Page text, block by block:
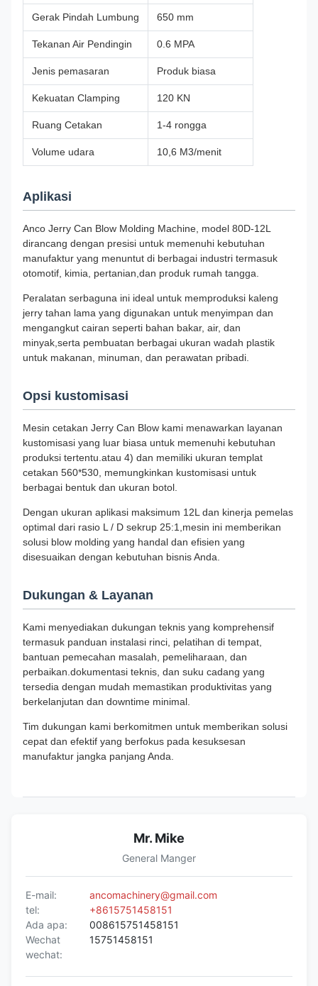
Gerak Pindah Lumbung 650 mm
Tekanan Air Pendingin 0.6 MPA
Jenis pemasaran Produk biasa
Kekuatan Clamping 120 KN
Ruang Cetakan 1-4 rongga
Volume udara 10,6 M3/menit
Aplikasi
Anco Jerry Can Blow Molding Machine, model 80D-12L
dirancang dengan presisi untuk memenuhi kebutuhan
manufaktur yang menuntut di berbagai industri termasuk
otomotif, kimia, pertanian,dan produk rumah tangga.
Peralatan serbaguna ini ideal untuk memproduksi kaleng
jerry tahan lama yang digunakan untuk menyimpan dan
mengangkut cairan seperti bahan bakar, air, dan
minyak,serta pembuatan berbagai ukuran wadah plastik
untuk makanan, minuman, dan perawatan pribadi.
Opsi kustomisasi
Mesin cetakan Jerry Can Blow kami menawarkan layanan
kustomisasi yang luar biasa untuk memenuhi kebutuhan
produksi tertentu.atau 4) dan memiliki ukuran templat
cetakan 560*530, memungkinkan kustomisasi untuk
berbagai bentuk dan ukuran botol.
Dengan ukuran aplikasi maksimum 12L dan kinerja pemelas
optimal dari rasio L / D sekrup 25:1,mesin ini memberikan
solusi blow molding yang handal dan efisien yang
disesuaikan dengan kebutuhan bisnis Anda.
Dukungan & Layanan
Kami menyediakan dukungan teknis yang komprehensif
termasuk panduan instalasi rinci, pelatihan di tempat,
bantuan pemecahan masalah, pemeliharaan, dan
perbaikan.dokumentasi teknis, dan suku cadang yang
tersedia dengan mudah memastikan produktivitas yang
berkelanjutan dan downtime minimal.
Tim dukungan kami berkomitmen untuk memberikan solusi
cepat dan efektif yang berfokus pada kesuksesan
manufaktur jangka panjang Anda.
Mr. Mike
General Manger
E-mail:
ancomachinery@gmail.com
tel:
+8615751458151
Ada apa:
008615751458151
Wechat
wechat:
15751458151